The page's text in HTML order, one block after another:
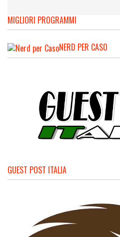
MIGLIORI PROGRAMMI
NERD PER CASO
GUEST POST ITALIA